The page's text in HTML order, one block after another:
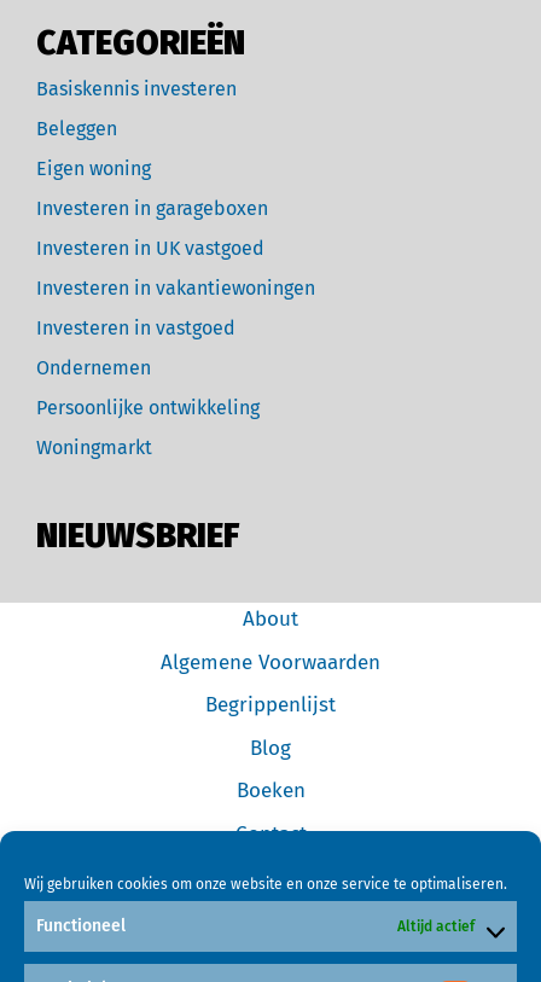
Wij gebruiken cookies om onze website en onze service te optimaliseren.
Functioneel Altijd actief
CATEGORIEËN
Basiskennis investeren
Beleggen
Eigen woning
Investeren in garageboxen
Investeren in UK vastgoed
Investeren in vakantiewoningen
Investeren in vastgoed
Ondernemen
Persoonlijke ontwikkeling
Woningmarkt
NIEUWSBRIEF
About
Algemene Voorwaarden
Begrippenlijst
Blog
Boeken
Contact
Cookiebeleid (EU)
Forum